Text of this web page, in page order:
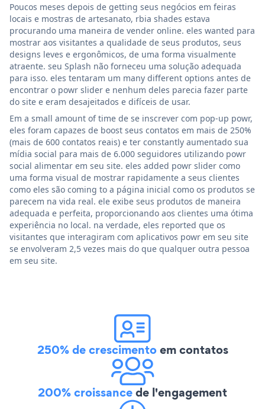
Poucos meses depois de getting seus negócios em feiras
locais e mostras de artesanato, rbia shades estava
procurando uma maneira de vender online. eles wanted para
mostrar aos visitantes a qualidade de seus produtos, seus
designs leves e ergonômicos, de uma forma visualmente
atraente. seu Splash não forneceu uma solução adequada
para isso. eles tentaram um many different options antes de
encontrar o powr slider e nenhum deles parecia fazer parte
do site e eram desajeitados e difíceis de usar.
Em a small amount of time de se inscrever com pop-up powr,
eles foram capazes de boost seus contatos em mais de 250%
(mais de 600 contatos reais) e ter constantly aumentado sua
mídia social para mais de 6.000 seguidores utilizando powr
social alimentar em seu site. eles added powr slider como
uma forma visual de mostrar rapidamente a seus clientes
como eles são coming to a página inicial como os produtos se
parecem na vida real. ele exibe seus produtos de maneira
adequada e perfeita, proporcionando aos clientes uma ótima
experiência no local. na verdade, eles reported que os
visitantes que interagiram com aplicativos powr em seu site
se envolveram 2,5 vezes mais do que qualquer outra pessoa
em seu site.
250% de crescimentoem contatos
200% croissancede l'engagement